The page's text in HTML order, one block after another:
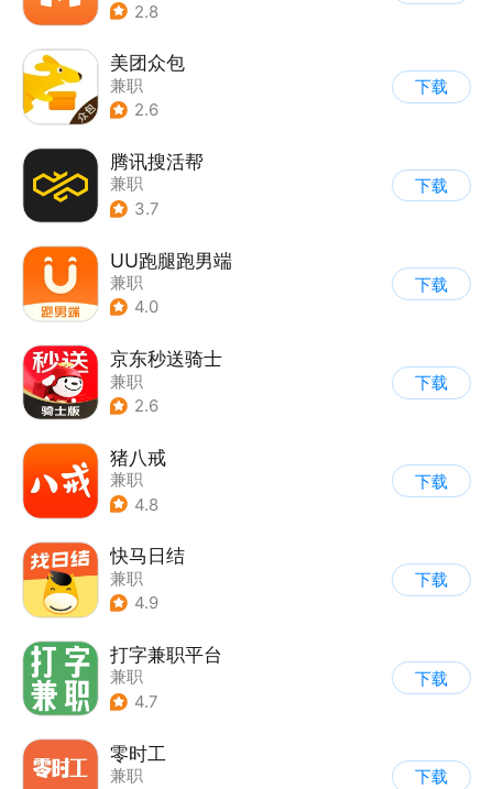
2.8
美团众包
兼职
2.6
下载
腾讯搜活帮
兼职
3.7
下载
UU跑腿跑男端
兼职
4.0
下载
京东秒送骑士
兼职
2.6
下载
猪八戒
兼职
4.8
下载
快马日结
兼职
4.9
下载
打字兼职平台
兼职
4.7
下载
零时工
兼职
下载